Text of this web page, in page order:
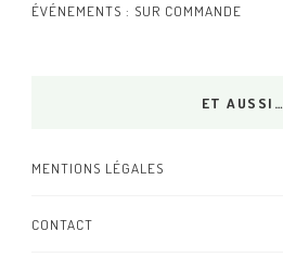
ÉVÉNEMENTS : SUR COMMANDE
ET AUSSI…
MENTIONS LÉGALES
CONTACT